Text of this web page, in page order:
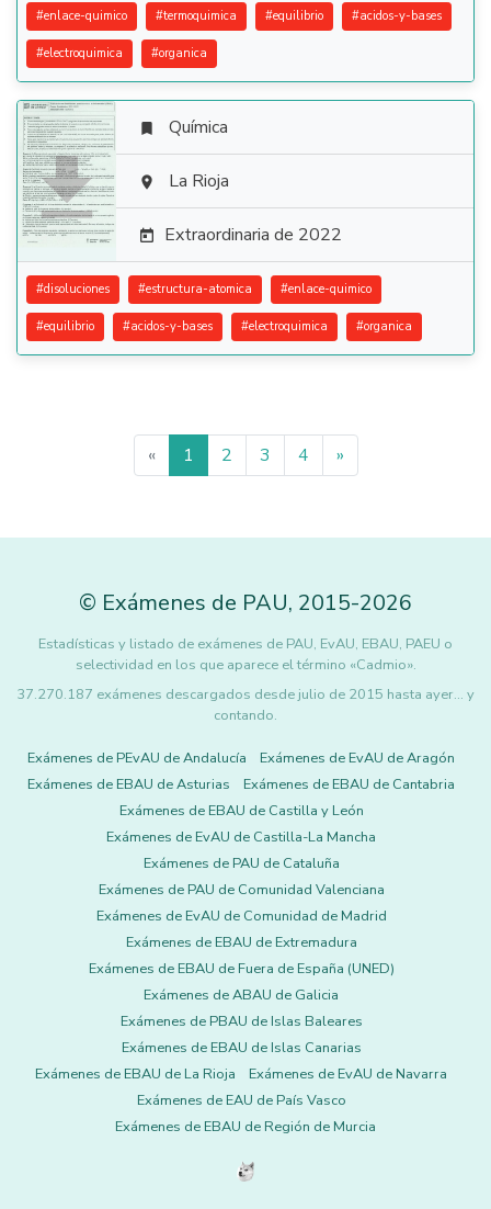
#enlace-quimico #termoquimica #equilibrio #acidos-y-bases
#electroquimica #organica

 Química
 La Rioja
 Extraordinaria de 2022
#disoluciones #estructura-atomica #enlace-quimico
#equilibrio #acidos-y-bases #electroquimica #organica
« 1 2 3 4 »
© Exámenes de PAU, 2015-2026
Estadísticas y listado de exámenes de PAU, EvAU, EBAU, PAEU o
selectividad en los que aparece el término «Cadmio».
37.270.187 exámenes descargados desde julio de 2015 hasta ayer... y
contando.
Exámenes de PEvAU de Andalucía
Exámenes de EvAU de Aragón
Exámenes de EBAU de Asturias
Exámenes de EBAU de Cantabria
Exámenes de EBAU de Castilla y León
Exámenes de EvAU de Castilla-La Mancha
Exámenes de PAU de Cataluña
Exámenes de PAU de Comunidad Valenciana
Exámenes de EvAU de Comunidad de Madrid
Exámenes de EBAU de Extremadura
Exámenes de EBAU de Fuera de España (UNED)
Exámenes de ABAU de Galicia
Exámenes de PBAU de Islas Baleares
Exámenes de EBAU de Islas Canarias
Exámenes de EBAU de La Rioja
Exámenes de EvAU de Navarra
Exámenes de EAU de País Vasco
Exámenes de EBAU de Región de Murcia